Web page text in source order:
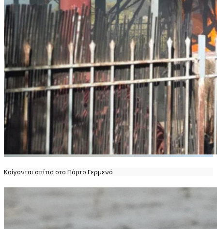
Καίγονται σπίτια στο Πόρτο Γερμενό